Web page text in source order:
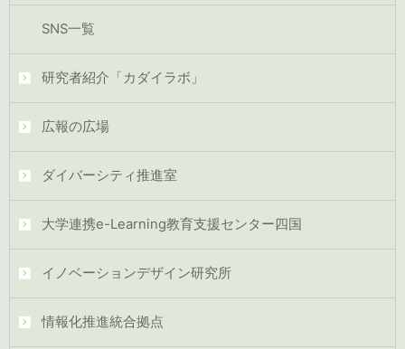
SNS一覧
研究者紹介「カダイラボ」
広報の広場
ダイバーシティ推進室
大学連携e-Learning教育支援センター四国
イノベーションデザイン研究所
情報化推進統合拠点